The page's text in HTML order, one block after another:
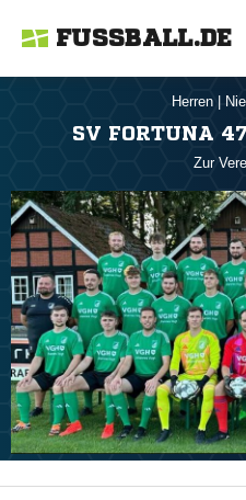
FUSSBALL.DE
Herren
SV FORTUNA
Zur